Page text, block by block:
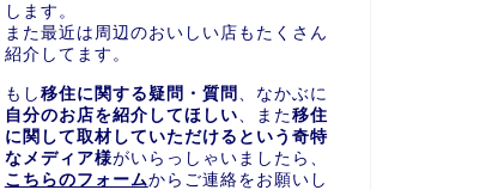
します。
また最近は周辺のおいしい店もたくさん
紹介してます。
もし 移住に関する疑問・質問
、なかぶに
自分のお店を紹介してほしい 、また移住
に関して取材していただけるという奇特
なメディア様がいらっしゃいましたら、
こちらのフォームからご連絡をお願いし